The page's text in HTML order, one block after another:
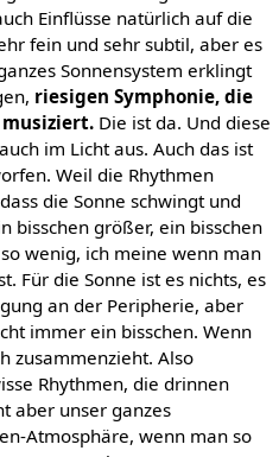
Einflüsse natürlich auf die
fein und sehr subtil, aber es
Sonnensystem erklingt
riesigen Symphonie, die
Die ist da. Und diese
im Licht aus. Auch das ist
Weil die Rhythmen
die Sonne schwingt und
bisschen größer, ein bisschen
wenig, ich meine wenn man
Für die Sonne ist es nichts, es
an der Peripherie, aber
immer ein bisschen. Wenn
zusammenzieht. Also
Rhythmen, die drinnen
aber unser ganzes
Atmosphäre, wenn man so